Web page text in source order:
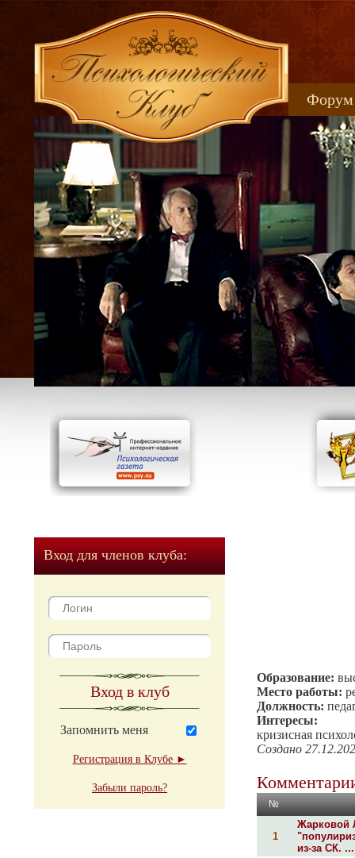
Форум
Вход для членов клуба:
Вход в клуб
Запомнить меня
Регистрация в Клубе ►
Забыли пароль?
Образование:
Место работы:
Должность:
Интересы:
кризисная
Создано
№
1
Жарковой
из-за СК. ...